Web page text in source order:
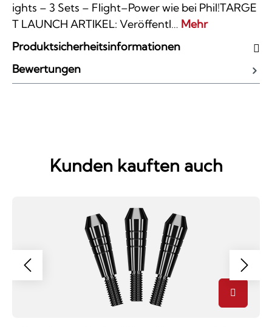
ights – 3 Sets – Flight–Power wie bei Phil!TARGE
T LAUNCH ARTIKEL: Veröffentl… Mehr
Produktsicherheitsinformationen
Bewertungen
Kunden kauften auch